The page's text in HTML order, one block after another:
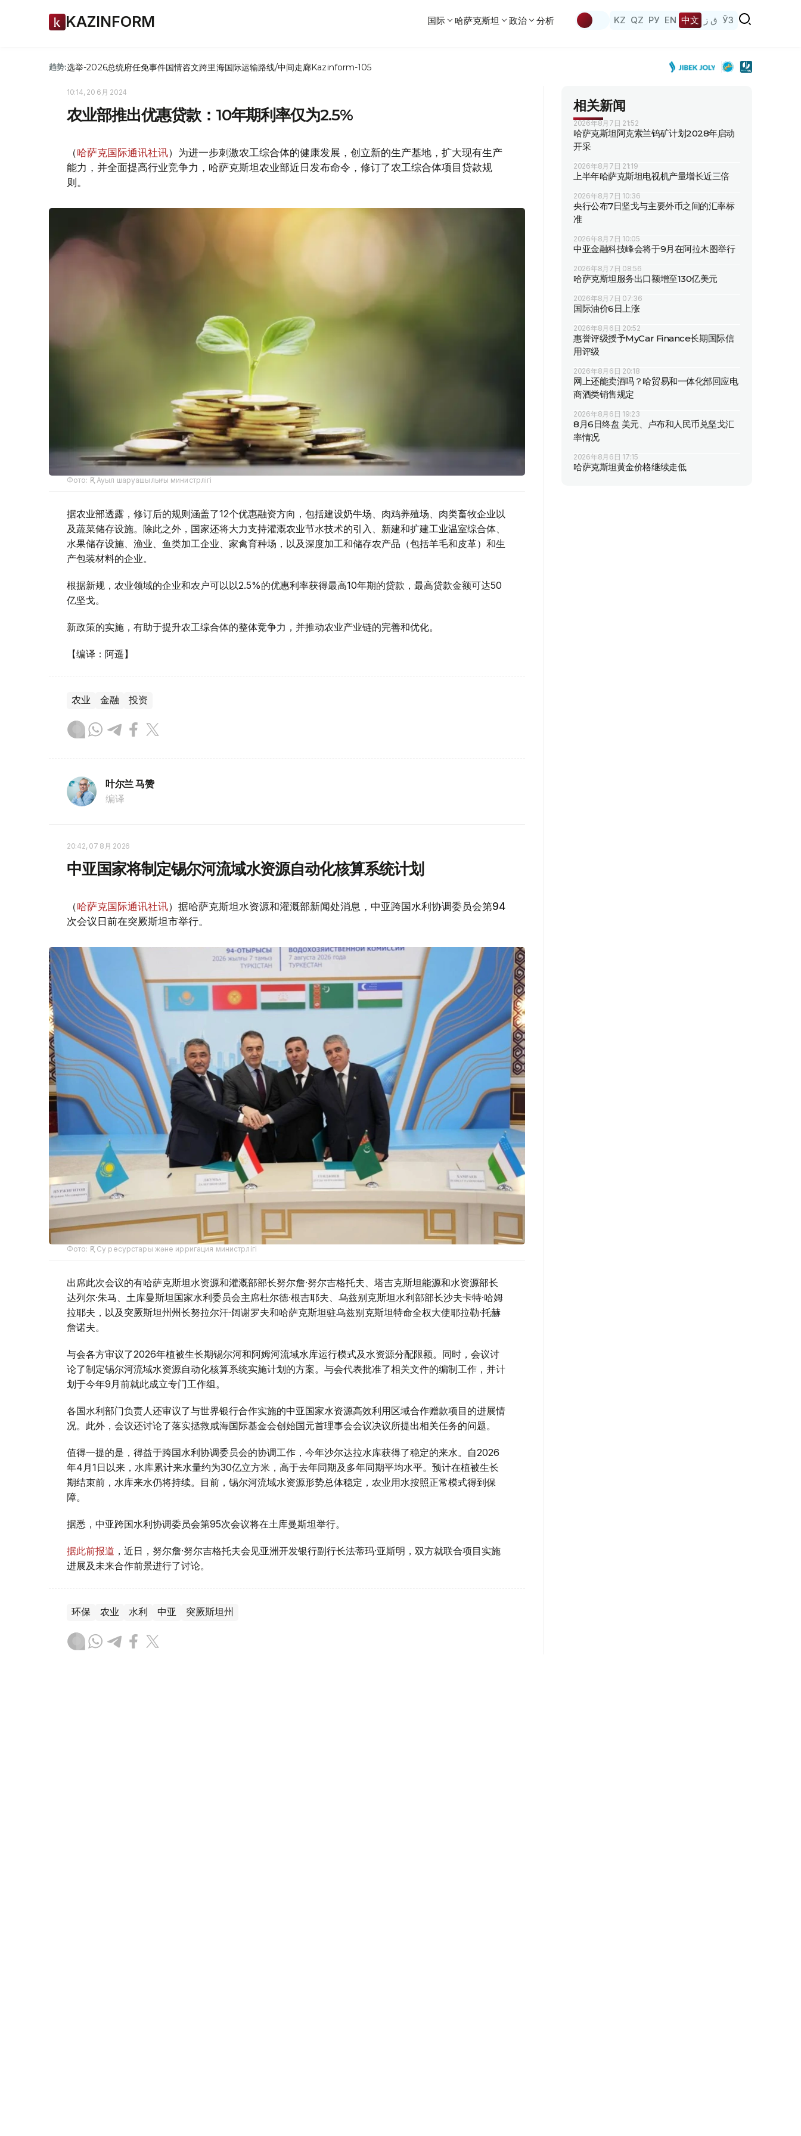
KAZINFORM 国际 哈萨克斯坦 政治 分析 KZ QZ РУ EN 中文 ق ز ЎЗ
趋势:选举-2026总统府任免事件国情咨文跨里海国际运输路线/中间走廊Kazinform-105
10:14, 20 6月 2024
农业部推出优惠贷款：10年期利率仅为2.5%
（哈萨克国际通讯社讯）为进一步刺激农工综合体的健康发展，创立新的生产基地，扩大现有生产
能力，并全面提高行业竞争力，哈萨克斯坦农业部近日发布命令，修订了农工综合体项目贷款规
则。
Фото: ҚР Ауыл шаруашылығы министрлігі
据农业部透露，修订后的规则涵盖了12个优惠融资方向，包括建设奶牛场、肉鸡养殖场、肉类畜牧企业以
及蔬菜储存设施。除此之外，国家还将大力支持灌溉农业节水技术的引入、新建和扩建工业温室综合体、
水果储存设施、渔业、鱼类加工企业、家禽育种场，以及深度加工和储存农产品（包括羊毛和皮革）和生
产包装材料的企业。
根据新规，农业领域的企业和农户可以以2.5%的优惠利率获得最高10年期的贷款，最高贷款金额可达50
亿坚戈。
新政策的实施，有助于提升农工综合体的整体竞争力，并推动农业产业链的完善和优化。
【编译：阿遥】
农业 金融 投资
叶尔兰 马赞
编译
20:42, 07 8月 2026
中亚国家将制定锡尔河流域水资源自动化核算系统计划
（哈萨克国际通讯社讯）据哈萨克斯坦水资源和灌溉部新闻处消息，中亚跨国水利协调委员会第94
次会议日前在突厥斯坦市举行。
Фото: ҚР Су ресурстары және ирригация министрлігі
出席此次会议的有哈萨克斯坦水资源和灌溉部部长努尔詹·努尔吉格托夫、塔吉克斯坦能源和水资源部长
达列尔·朱马、土库曼斯坦国家水利委员会主席杜尔德·根吉耶夫、乌兹别克斯坦水利部部长沙夫卡特·哈姆
拉耶夫，以及突厥斯坦州州长努拉尔汗·阔谢罗夫和哈萨克斯坦驻乌兹别克斯坦特命全权大使耶拉勒·托赫
詹诺夫。
与会各方审议了2026年植被生长期锡尔河和阿姆河流域水库运行模式及水资源分配限额。同时，会议讨
论了制定锡尔河流域水资源自动化核算系统实施计划的方案。与会代表批准了相关文件的编制工作，并计
划于今年9月前就此成立专门工作组。
各国水利部门负责人还审议了与世界银行合作实施的中亚国家水资源高效利用区域合作赠款项目的进展情
况。此外，会议还讨论了落实拯救咸海国际基金会创始国元首理事会会议决议所提出相关任务的问题。
值得一提的是，得益于跨国水利协调委员会的协调工作，今年沙尔达拉水库获得了稳定的来水。自2026
年4月1日以来，水库累计来水量约为30亿立方米，高于去年同期及多年同期平均水平。预计在植被生长
期结束前，水库来水仍将持续。目前，锡尔河流域水资源形势总体稳定，农业用水按照正常模式得到保
障。
据悉，中亚跨国水利协调委员会第95次会议将在土库曼斯坦举行。
据此前报道 ，近日，努尔詹·努尔吉格托夫会见亚洲开发银行副行长法蒂玛·亚斯明，双方就联合项目实施
进展及未来合作前景进行了讨论。
环保 农业 水利 中亚 突厥斯坦州
相关新闻
2026年8月7日 21:52
哈萨克斯坦阿克索兰钨矿计划2028年启动
开采
2026年8月7日 21:19
上半年哈萨克斯坦电视机产量增长近三倍
2026年8月7日 10:36
央行公布7日坚戈与主要外币之间的汇率标
准
2026年8月7日 10:05
中亚金融科技峰会将于9月在阿拉木图举行
2026年8月7日 08:56
哈萨克斯坦服务出口额增至130亿美元
2026年8月7日 07:36
国际油价6日上涨
2026年8月6日 20:52
惠誉评级授予MyCar Finance长期国际信
用评级
2026年8月6日 20:18
网上还能卖酒吗？哈贸易和一体化部回应电
商酒类销售规定
2026年8月6日 19:23
8月6日终盘 美元、卢布和人民币兑坚戈汇
率情况
2026年8月6日 17:15
哈萨克斯坦黄金价格继续走低